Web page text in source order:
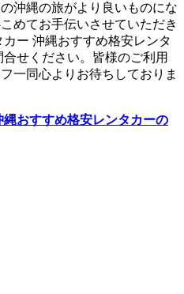
沖縄の旅がより良いものにな
めてお手伝いさせていただき
ー 沖縄おすすめ格安レンタ
せください。皆様のご利用
一同心よりお待ちしておりま
おすすめ格安レンタカーの